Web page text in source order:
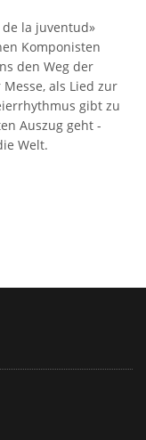
la juventud»
Komponisten
den Weg der
als Lied zur
gibt zu
Auszug geht -
Welt.